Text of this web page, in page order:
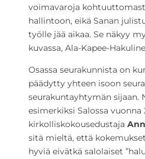
voimavaroja
hallintoon, eikä Sanan
työlle jää aikaa. Se näkyy
kuvassa, Ala-Kapee-
Osassa seurakunnista on
päädytty yhteen isoon
seurakuntayhtymän sijaan.
esimerkiksi Salossa vuonna
kirkolliskokousedustaja
sitä mieltä, että
hyviä eivätkä salolaiset